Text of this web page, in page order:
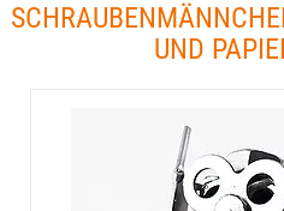
UND